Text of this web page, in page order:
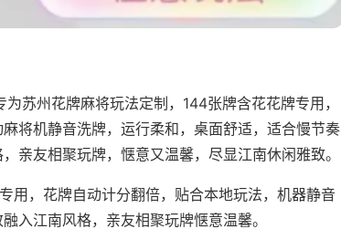
为苏州花牌麻将玩法定制，144张牌含花花牌专用，
将机静音洗牌，运行柔和，桌面舒适，适合慢节奏
亲友相聚玩牌，惬意又温馨，尽显江南休闲雅致。
用，花牌自动计分翻倍，贴合本地玩法，机器静音
入江南风格，亲友相聚玩牌惬意温馨。